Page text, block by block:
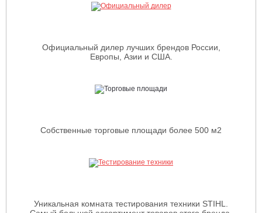
Официальный дилер лучших брендов России,
Европы, Азии и США.
Собственные торговые площади более 500 м2
Уникальная комната тестирования техники STIHL.